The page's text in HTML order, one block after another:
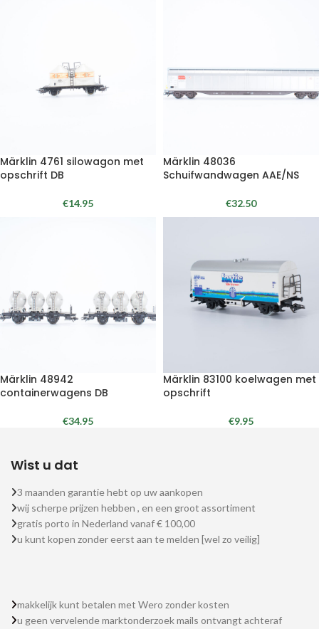
Märklin 4761 silowagon met
opschrift DB
€14.95
Märklin 48036
Schuifwandwagen AAE/NS
€32.50
Märklin 48942
containerwagens DB
€34.95
Märklin 83100 koelwagen met
opschrift
€9.95
Wist u dat
3 maanden garantie hebt op uw aankopen
wij scherpe prijzen hebben , en een groot assortiment
gratis porto in Nederland vanaf € 100,00
u kunt kopen zonder eerst aan te melden [wel zo veilig]
makkelijk kunt betalen met Wero zonder kosten
u geen vervelende marktonderzoek mails ontvangt achteraf